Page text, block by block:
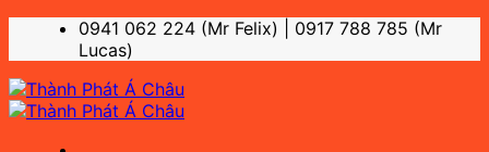
dung
0941 062 224 (Mr Felix) | 0917 788 785 (Mr
Lucas)